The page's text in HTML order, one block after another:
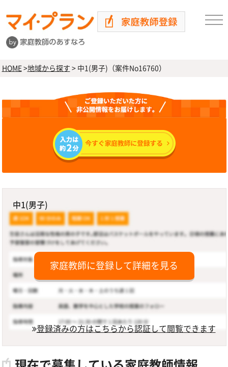
HOME>地域から探す >中1(男子)（案件No16760）
中1(男子)
家庭教師に登録して詳細を見る
登録済みの方はこちらから認証して閲覧できます